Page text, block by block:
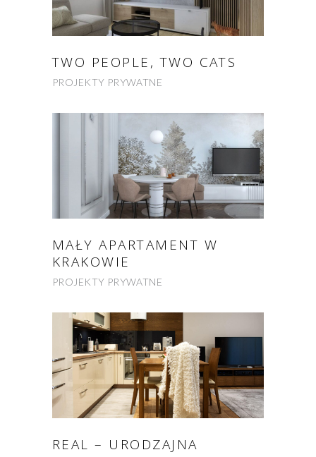
TWO PEOPLE, TWO CATS
PROJEKTY PRYWATNE
MAŁY APARTAMENT W
KRAKOWIE
PROJEKTY PRYWATNE
REAL – URODZAJNA